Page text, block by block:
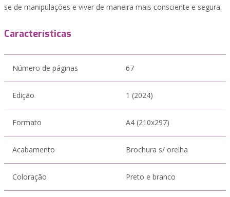
se de manipulações e viver de maneira mais consciente e segura.
Características
Número de páginas 67
Edição 1 (2024)
Formato A4 (210x297)
Acabamento Brochura s/ orelha
Coloração Preto e branco